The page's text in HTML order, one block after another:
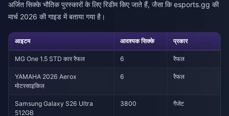
अर्जित सिक्के भौतिक पुरस्कारों के लिए रिडीम किए जाते हैं, जैसा कि esports.gg की
मार्च 2026 की गाइड में बताया गया है।
आइटम आवश्यक सिक्के प्रकार
MG One 1.5 STD कार रैफल 6 रैफल
YAMAHA 2026 Aerox
मोटरसाइकिल
6 रैफल
Samsung Galaxy S26 Ultra
512GB
3800 गैजेट